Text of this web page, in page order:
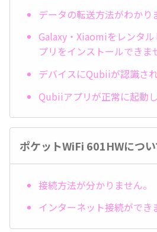
データの転送方法がわかり
Galaxy・Xiaomiをレンタ
プリをインストールできま
デバイスにQubiiが認識され
Qubiiアプリが正常に起動し
ポケットWiFi 601HWについ
接続方法が分かりません。
インターネット接続ができ